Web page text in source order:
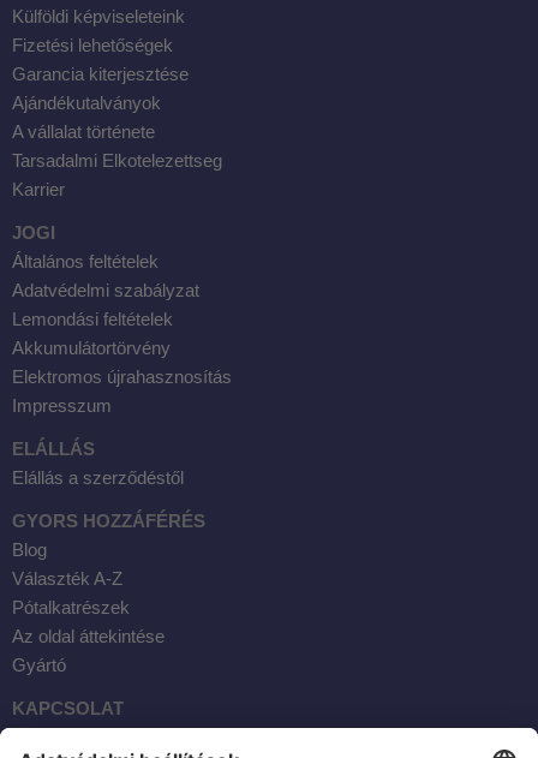
Külföldi képviseleteink
Fizetési lehetőségek
Garancia kiterjesztése
Ajándékutalványok
A vállalat története
Tarsadalmi Elkotelezettseg
Karrier
JOGI
Általános feltételek
Adatvédelmi szabályzat
Lemondási feltételek
Akkumulátortörvény
Elektromos újrahasznosítás
Impresszum
ELÁLLÁS
Elállás a szerződéstől
GYORS HOZZÁFÉRÉS
Blog
Választék A-Z
Pótalkatrészek
Az oldal áttekintése
Gyártó
KAPCSOLAT